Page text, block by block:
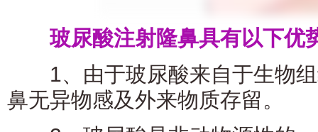
玻尿酸注射隆鼻具有以下优
1、由于玻尿酸来自于生物组
鼻无异物感及外来物质存留。